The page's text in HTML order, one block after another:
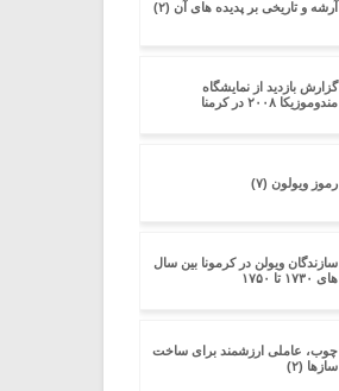
آرشه و تاریخی بر پدیده های آن (۲)
گزارش بازدید از نمایشگاه
مندوموزیکا ۲۰۰۸ در کرمنا
رموز ویولون (۷)
سازندگان ویولن در کرمونا بین سال
های ۱۷۳۰ تا ۱۷۵۰
چوب، عاملی ارزشمند برای ساخت
سازها (۲)